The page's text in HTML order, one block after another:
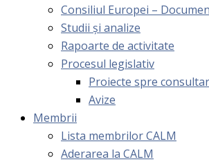
Consiliul Europei –
Studii și analize
Rapoarte de activitate
Procesul legislativ
Proiecte spre
Avize
Membrii
Lista membrilor CALM
Aderarea la CALM